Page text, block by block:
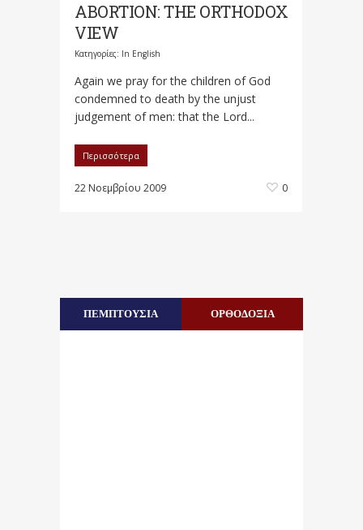
ABORTION: THE ORTHODOX
VIEW
Κατηγορίες: In English
Again we pray for the children of God
condemned to death by the unjust
judgement of men: that the Lord...
Περισσότερα
22 Νοεμβρίου 2009 0
ΠΕΜΠΤΟΥΣΙΑ ΟΡΘΟΔΟΞΙΑ